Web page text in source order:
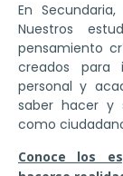
En
Nuestros
pensamiento
creados para
personal y
saber hacer y
como
Conoce los